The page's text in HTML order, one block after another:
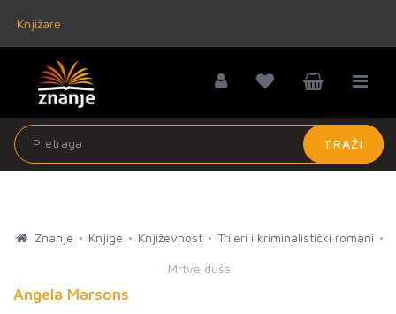
Knjižare
TRAŽI
Znanje Knjige Književnost Trileri i kriminalistički romani
Mrtve duše
Angela Marsons